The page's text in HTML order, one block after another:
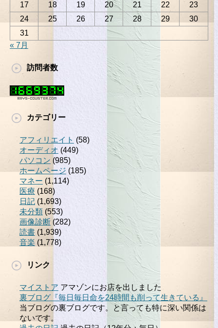
17
18 19 20 21 22
23
24
25 26 27 28 29
30
31
« 7月
訪問者数
カテゴリー
アフィリエイト (58)
オーディオ (449)
パソコン (985)
ホームページ (185)
マネー (1,114)
医療 (168)
日記 (1,693)
未分類 (553)
画像診断 (282)
読書 (1,939)
音楽 (1,778)
リンク
マイストア アマゾンにお店を出しました
裏ブログ『毎日毎日命を24時間も削って生きている』
当ブログの裏ブログです。と言っても特に深い関係は
ないです。